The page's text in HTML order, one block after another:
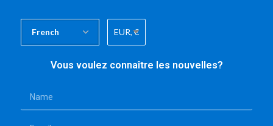
EUR, €
Vous voulez connaître les nouvelles?